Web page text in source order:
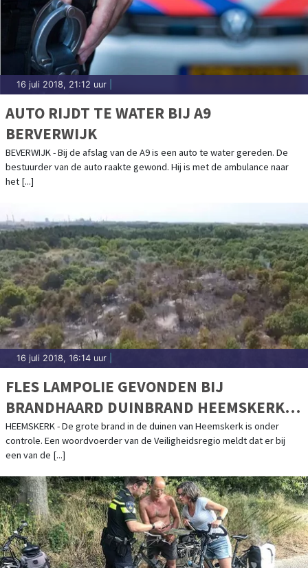
16 juli 2018, 21:12 uur
AUTO RIJDT TE WATER BIJ A9
BERVERWIJK
BEVERWIJK - Bij de afslag van de A9 is een auto te water gereden. De
bestuurder van de auto raakte gewond. Hij is met de ambulance naar
het [...]
16 juli 2018, 16:14 uur
FLES LAMPOLIE GEVONDEN BIJ
BRANDHAARD DUINBRAND HEEMSKERK:
VUUR ONDER CONTROLE
HEEMSKERK - De grote brand in de duinen van Heemskerk is onder
controle. Een woordvoerder van de Veiligheidsregio meldt dat er bij
een van de [...]